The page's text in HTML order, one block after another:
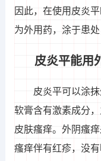
因此，在使用皮炎
为外用药，涂于患处
皮炎平能用
皮炎平可以涂
软膏含有激素成分
皮肤瘙痒。外阴瘙
瘙痒伴有红疹，没